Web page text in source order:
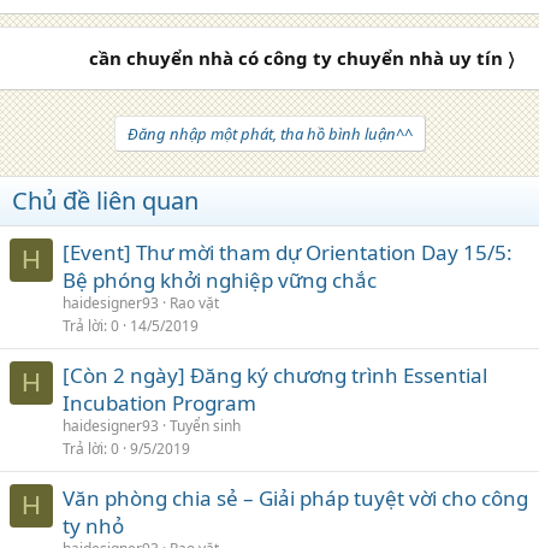
cần chuyển nhà có công ty chuyển nhà uy tín 〉
Đăng nhập một phát, tha hồ bình luận^^
Chủ đề liên quan
H
[Event] Thư mời tham dự Orientation Day 15/5:
Bệ phóng khởi nghiệp vững chắc
haidesigner93
Rao vặt
Trả lời 0 14/5/2019
H
[Còn 2 ngày] Đăng ký chương trình Essential
Incubation Program
haidesigner93 Tuyển sinh
Trả lời 0 9/5/2019
H
Văn phòng chia sẻ – Giải pháp tuyệt vời cho công
ty nhỏ